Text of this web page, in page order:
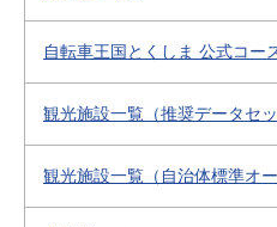
自転車王国とくしま 公式コー
観光施設一覧（推奨データセッ
観光施設一覧（自治体標準オ